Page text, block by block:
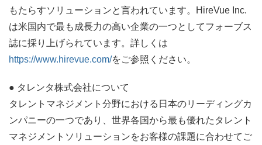
もたらすソリューションと言われています。
HireVue Inc.
は米国内で最も成長力の高い企業の一つとしてフォーブス
誌に採り上げられています。詳しくは
https://www.hirevue.com/をご参照ください。
● タレンタ株式会社について
タレントマネジメント分野における日本のリーディングカ
ンパニーの一つであり、世界各国から最も優れたタレント
マネジメントソリューションをお客様の課題に合わせてご